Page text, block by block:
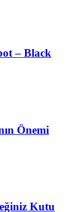
– Black
Önemi
Kutu